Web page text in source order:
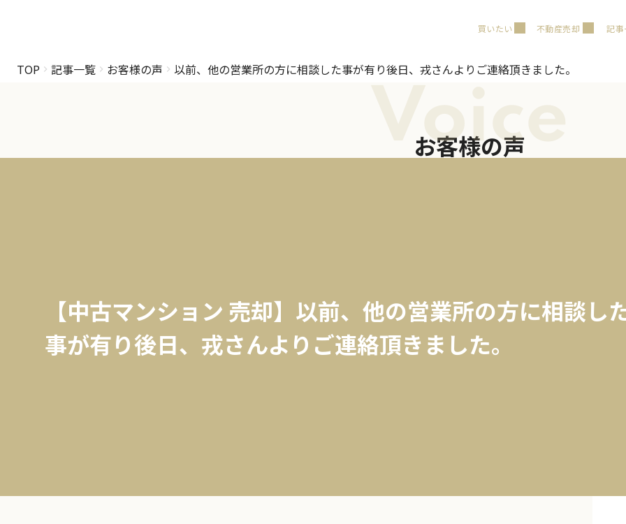
買いたい 不動産売却 記
TOP 記事一覧 お客様の声 以前、他の営業所の方に相談した事が有り後日、戎さんよりご連絡頂きました。
Voice
お客様の声
【中古マンション 売却】以前、他の営業所の方に相談し
事が有り後日、戎さんよりご連絡頂きました。